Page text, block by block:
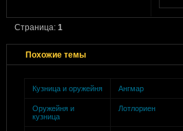
Страница:1
Похожие темы
Кузница и оружейня Ангмар
Оружейня и
кузница
Лотлориен